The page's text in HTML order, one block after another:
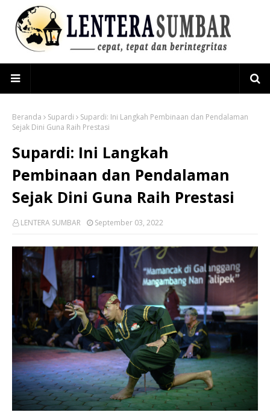
Beranda Supardi
Supardi: Ini Langkah Pembinaan dan Pendalaman
Sejak Dini Guna Raih Prestasi
Supardi: Ini Langkah
Pembinaan dan Pendalaman
Sejak Dini Guna Raih Prestasi
LENTERA SUMBAR September 03, 2022